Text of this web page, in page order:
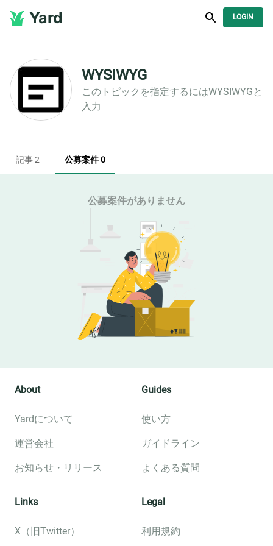
Yard LOGIN
WYSIWYG
このトピックを指定するにはWYSIWYG と
入力
記事 2 公募案件 0
公募案件がありません
About
Yardについて
運営会社
お知らせ・リリース
Guides
使い方
ガイドライン
よくある質問
Links
X（旧Twitter）
Legal
利用規約